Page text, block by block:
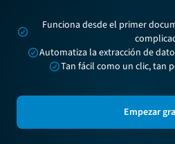
Funciona desde el primer
Automatiza la extracción de
Tan fácil como un clic, tan
Empezar